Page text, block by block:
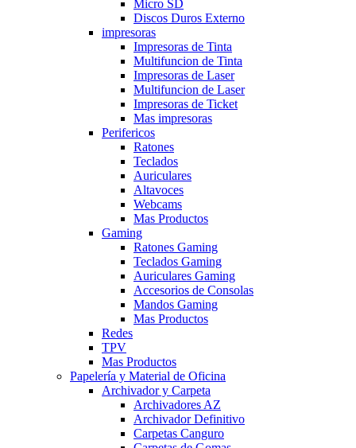
Micro SD
Discos Duros Externo
impresoras
Impresoras de Tinta
Multifuncion de Tinta
Impresoras de Laser
Multifuncion de Laser
Impresoras de Ticket
Mas impresoras
Perifericos
Ratones
Teclados
Auriculares
Altavoces
Webcams
Mas Productos
Gaming
Ratones Gaming
Teclados Gaming
Auriculares Gaming
Accesorios de Consolas
Mandos Gaming
Mas Productos
Redes
TPV
Mas Productos
Papelería y Material de Oficina
Archivador y Carpeta
Archivadores AZ
Archivador Definitivo
Carpetas Canguro